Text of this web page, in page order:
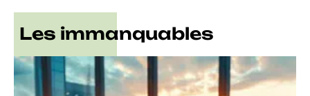
Les immanquables